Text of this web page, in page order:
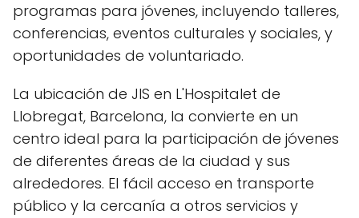
programas para jóvenes, incluyendo talleres,
conferencias, eventos culturales y sociales, y
oportunidades de voluntariado.
La ubicación de JIS en L'Hospitalet de
Llobregat, Barcelona, la convierte en un
centro ideal para la participación de jóvenes
de diferentes áreas de la ciudad y sus
alrededores. El fácil acceso en transporte
público y la cercanía a otros servicios y